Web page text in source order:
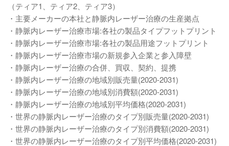
（ティア1、ティア2、ティア3）
・主要メーカーの本社と静脈内レーザー治療の生産拠点
・静脈内レーザー治療市場:各社の製品タイプフットプリント
・静脈内レーザー治療市場:各社の製品用途フットプリント
・静脈内レーザー治療市場の新規参入企業と参入障壁
・静脈内レーザー治療の合併、買収、契約、提携
・静脈内レーザー治療の地域別販売量(2020-2031)
・静脈内レーザー治療の地域別消費額(2020-2031)
・静脈内レーザー治療の地域別平均価格(2020-2031)
・世界の静脈内レーザー治療のタイプ別販売量(2020-2031)
・世界の静脈内レーザー治療のタイプ別消費額(2020-2031)
・世界の静脈内レーザー治療のタイプ別平均価格(2020-2031)